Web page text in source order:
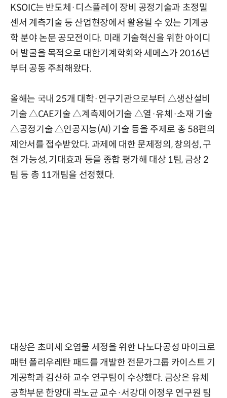
KSOIC는 반도체·디스플레이 장비 공정기술과 초정밀
센서 계측기술 등 산업현장에서 활용될 수 있는 기계공
학 분야 논문 공모전이다. 미래 기술혁신을 위한 아이디
어 발굴을 목적으로 대한기계학회와 세메스가 2016년
부터 공동 주최해왔다.
올해는 국내 25개 대학·연구기관으로부터 △생산설비
기술 △CAE기술 △계측제어기술 △열·유체·소재 기술
△공정기술 △인공지능(AI) 기술 등을 주제로 총 58편의
제안서를 접수받았다. 과제에 대한 문제정의, 창의성, 구
현 가능성, 기대효과 등을 종합 평가해 대상 1팀, 금상 2
팀 등 총 11개팀을 선정했다.
대상은 초미세 오염물 세정을 위한 나노다공성 마이크로
패턴 폴리우레탄 패드를 개발한 전문가그룹 카이스트 기
계공학과 김산하 교수 연구팀이 수상했다. 금상은 유체
공학부문 한양대 곽노균 교수·서강대 이정우 연구원 팀